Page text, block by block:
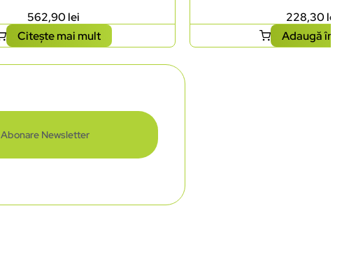
562,90 lei
Citește mai mult
228,30 lei
Adaugă în
Abonare Newsletter